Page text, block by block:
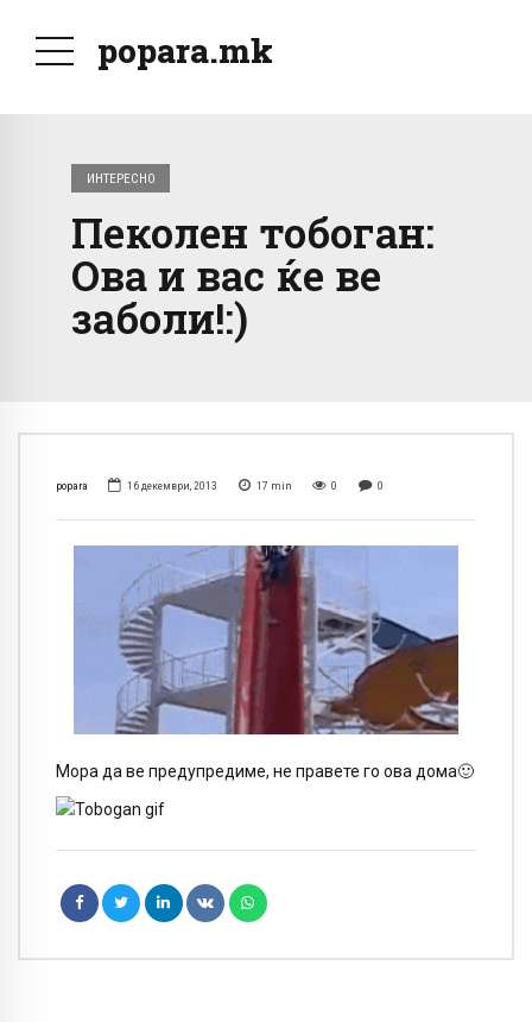
popara.mk
ИНТЕРЕСНО
Пеколен тобоган:
Ова и вас ќе ве
заболи!:)
popara 16 декември, 2013 17 min 0 0
Мора да ве предупредиме, не правете го ова дома🙂